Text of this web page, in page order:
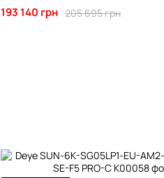
205 695 грн
193 140 грн